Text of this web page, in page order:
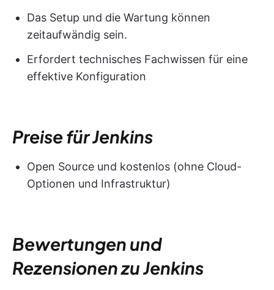
Das Setup und die Wartung können
zeitaufwändig sein.
Erfordert technisches Fachwissen für eine
effektive Konfiguration
Preise für Jenkins
Open Source und kostenlos (ohne Cloud-
Optionen und Infrastruktur)
Bewertungen und
Rezensionen zu Jenkins